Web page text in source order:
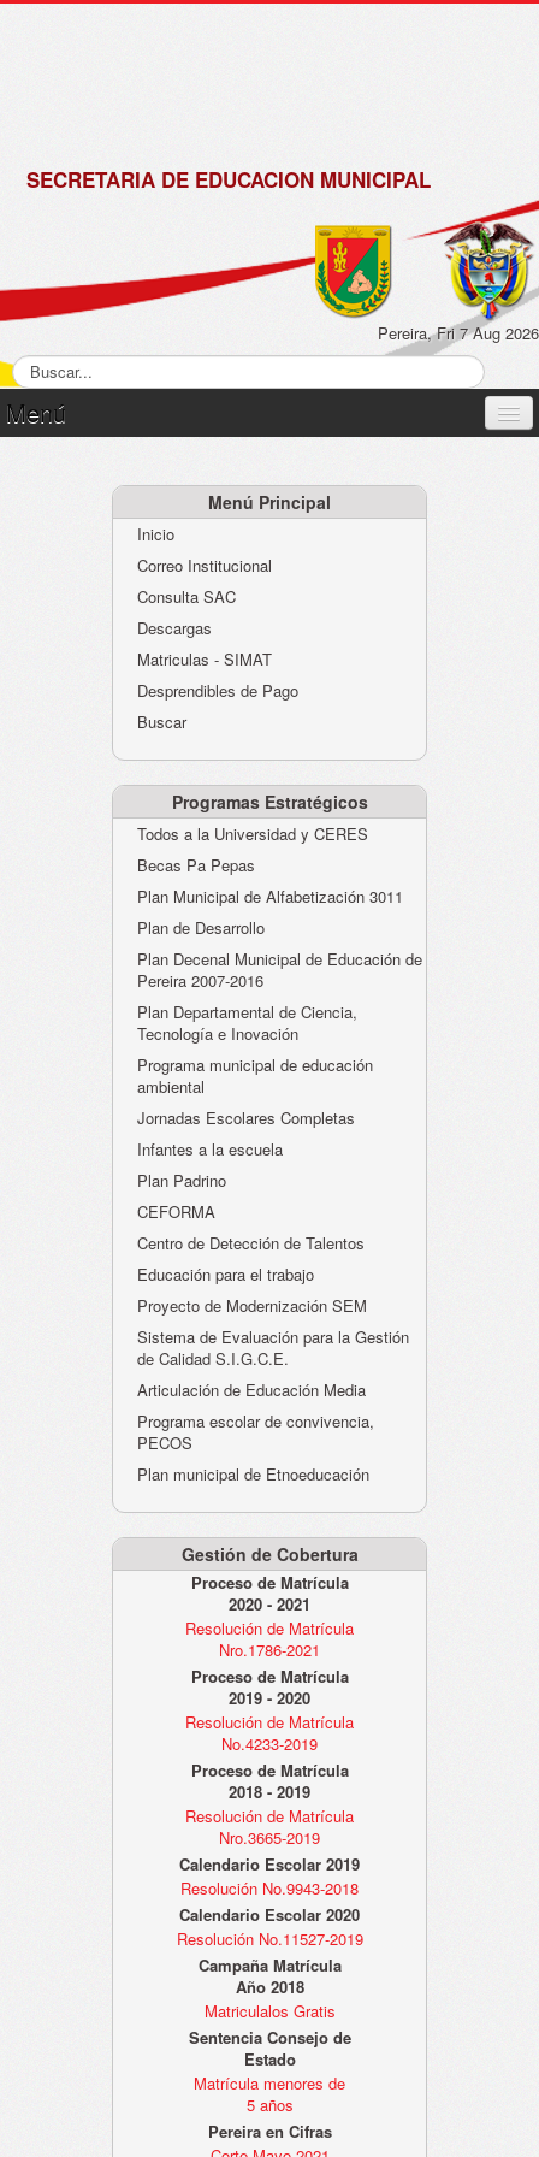
SECRETARIA DE EDUCACION MUNICIPAL
Pereira, Fri 7 Aug 2026
Menú
Atención al Ciudadano
Instituciones Educativas
Despacho Secretaría
Evaluación desempeño
Humano-Cesantías
Menú Principal
Inicio
Correo Institucional
Consulta SAC
Descargas
Matriculas - SIMAT
Desprendibles de Pago
Buscar
Programas Estratégicos
Todos a la Universidad y CERES
Becas Pa Pepas
Plan Municipal de Alfabetización 3011
Plan de Desarrollo
Plan Decenal Municipal de Educación de
Pereira 2007-2016
Plan Departamental de Ciencia,
Tecnología e Inovación
Programa municipal de educación
ambiental
Jornadas Escolares Completas
Infantes a la escuela
Plan Padrino
CEFORMA
Centro de Detección de Talentos
Educación para el trabajo
Proyecto de Modernización SEM
Sistema de Evaluación para la Gestión
de Calidad S.I.G.C.E.
Articulación de Educación Media
Programa escolar de convivencia,
PECOS
Plan municipal de Etnoeducación
Gestión de Cobertura
Proceso de Matrícula
2020 - 2021
Resolución de Matrícula
Nro.1786-2021
Proceso de Matrícula
2019 - 2020
Resolución de Matrícula
No.4233-2019
Proceso de Matrícula
2018 - 2019
Resolución de Matrícula
Nro.3665-2019
Calendario Escolar 2019
Resolución No.9943-2018
Calendario Escolar 2020
Resolución No.11527-2019
Campaña Matrícula
Año 2018
Matriculalos Gratis
Sentencia Consejo de
Estado
Matrícula menores de
5 años
Pereira en Cifras
de